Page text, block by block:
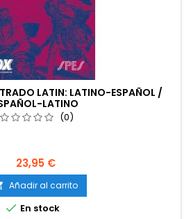
LATIN: LATINO-ESPAÑOL /
LATINO
(0)
23,95 €
Añadir al carrito
 En stock